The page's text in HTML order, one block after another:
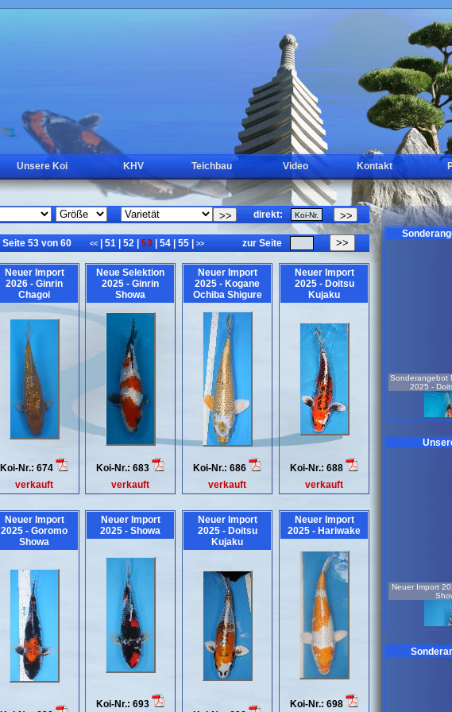
Unsere Koi KHV Teichbau Video Kontakt
direkt:
Seite 53 von 60 << 51 52 53 54 55 >> zur Seite >>
Neuer Import
2026 - Ginrin
Chagoi
Koi-Nr.: 674
verkauft
Neue Selektion
2025 - Ginrin
Showa
Koi-Nr.: 683
verkauft
Neuer Import
2025 - Kogane
Ochiba Shigure
Koi-Nr.: 686
verkauft
Neuer Import
2025 - Doitsu
Kujaku
Koi-Nr.: 688
verkauft
Neuer Import
2025 - Goromo
Showa
Neuer Import
2025 - Showa
Koi-Nr.: 693
Neuer Import
2025 - Doitsu
Kujaku
Neuer Import
2025 - Hariwake
Koi-Nr.: 698
Sonderangebot
2025 -
Neuer Import